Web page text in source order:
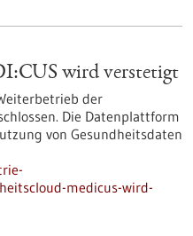
wird verstetigt
der
Die Datenplattform
von Gesundheitsdaten
medicus-wird-